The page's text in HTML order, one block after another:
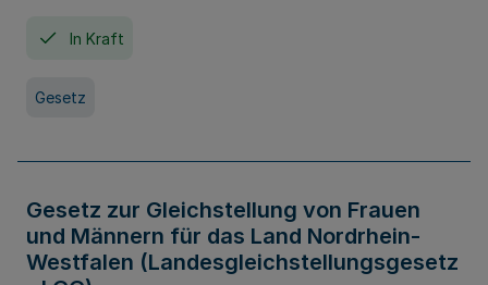
In Kraft
Gesetz
Gesetz zur Gleichstellung von Frauen
und Männern für das Land Nordrhein-
Westfalen (Landesgleichstellungsgesetz